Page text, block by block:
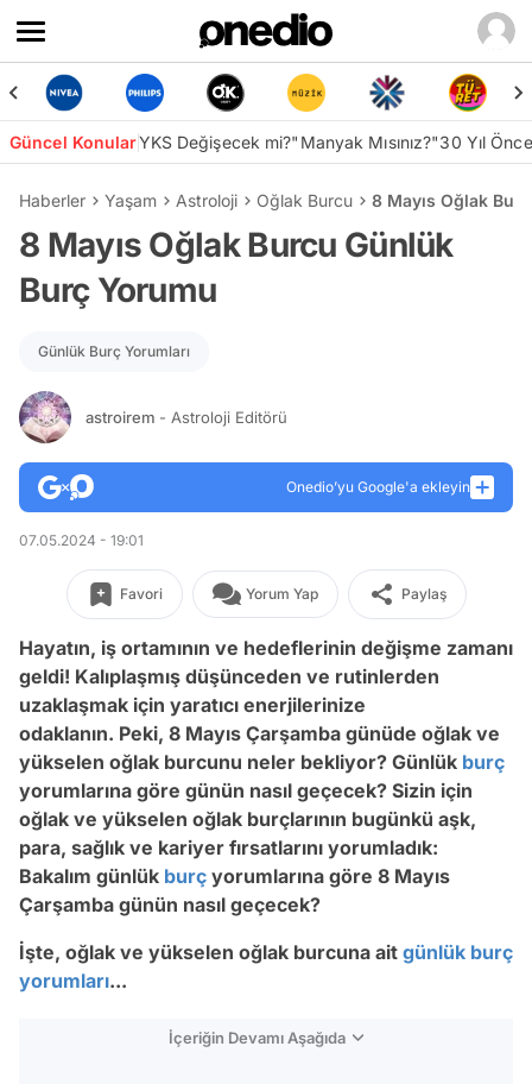
Güncel KonularYKS Değişecek mi?"Manyak Mısınız?"30 Yıl
Haberler Yaşam Astroloji Oğlak Burcu 8 Mayıs Oğlak
8 Mayıs Oğlak Burcu Günlük
Burç Yorumu
Günlük Burç Yorumları
astroirem - Astroloji Editörü
Onedio’yu Google'a ekleyin
07.05.2024 - 19:01
Favori Yorum Yap Paylaş
Hayatın, iş ortamının ve hedeflerinin değişme zamanı
geldi! Kalıplaşmış düşünceden ve rutinlerden
uzaklaşmak için yaratıcı enerjilerinize
odaklanın. Peki, 8 Mayıs Çarşamba günüde oğlak ve
yükselen oğlak burcunu neler bekliyor? Günlük burç
yorumlarına göre günün nasıl geçecek? Sizin için
oğlak ve yükselen oğlak burçlarının bugünkü aşk,
para, sağlık ve kariyer fırsatlarını yorumladık:
Bakalım günlük burç yorumlarına göre 8 Mayıs
Çarşamba günün nasıl geçecek?
İşte, oğlak ve yükselen oğlak burcuna ait günlük burç
yorumları...
İçeriğin Devamı Aşağıda